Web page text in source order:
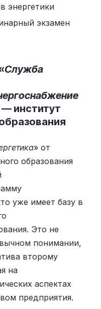
энергетики
экзамен
Служба
институт
» от
образования
уже имеет базу в
Это не
понимании,
второму
на
аспектах
предприятия.